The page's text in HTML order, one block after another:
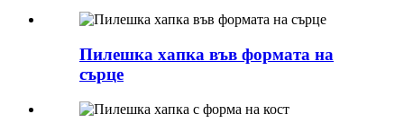
Пилешка хапка във формата на
сърце